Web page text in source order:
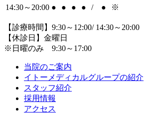
14:30～20:00 ● ● ● ● / ● ※
【診療時間】9:30～12:00/ 14:30～20:00
【休診日】金曜日
※日曜のみ 9:30～17:00
当院のご案内
イトーメディカルグループの紹介
スタッフ紹介
採用情報
アクセス